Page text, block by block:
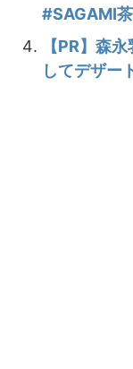
#SAGAMI
【PR】森
してデザー